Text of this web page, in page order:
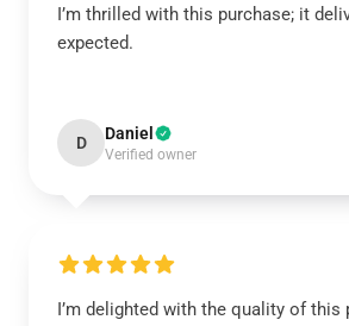
I’m thrilled with this purchase; it
expected.
D Daniel
Verified owner
I’m delighted with the quality of this